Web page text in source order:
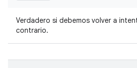
Verdadero si debemos volver a
contrario.